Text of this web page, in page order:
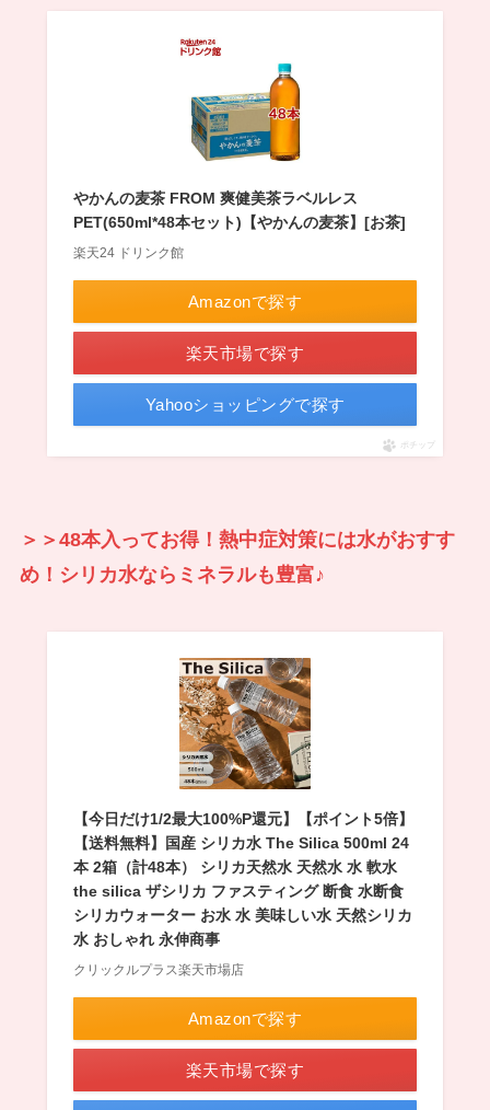
やかんの麦茶 FROM 爽健美茶ラベルレス
PET(650ml*48本セット)【やかんの麦茶】[お茶]
楽天24 ドリンク館
Amazonで探す
楽天市場で探す
Yahooショッピングで探す
ポチップ
＞＞48本入ってお得！熱中症対策には水がおすす
め！シリカ水ならミネラルも豊富♪
【今日だけ1/2最大100%P還元】【ポイント5倍】
【送料無料】国産 シリカ水 The Silica 500ml 24
本 2箱（計48本） シリカ天然水 天然水 水 軟水
the silica ザシリカ ファスティング 断食 水断食
シリカウォーター お水 水 美味しい水 天然シリカ
水 おしゃれ 永伸商事
クリックルプラス楽天市場店
Amazonで探す
楽天市場で探す